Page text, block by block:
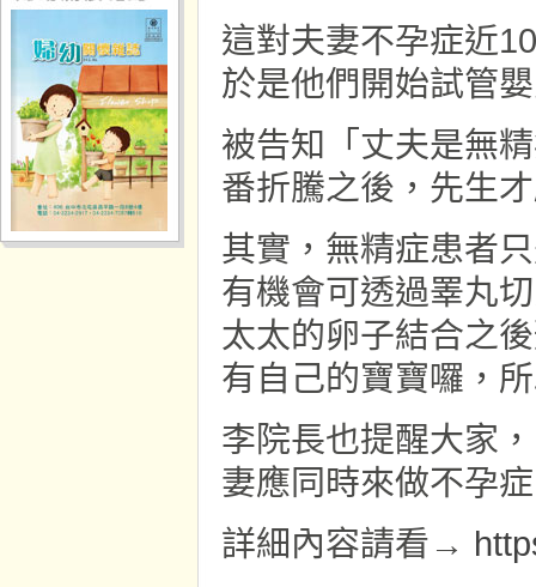
這對夫妻不孕症近
於是他們開始試管
被告知「丈夫是無
番折騰之後，先生
其實，無精症患者
有機會可透過睪丸
太太的卵子結合之
有自己的寶寶囉，
李院長也提醒大家
妻應同時來做不孕
詳細內容請看→